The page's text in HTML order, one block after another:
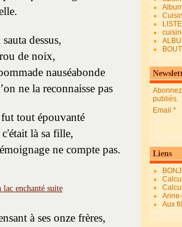
dessus,
de noix,
nauséabonde
ne la reconnaisse pas
tout épouvanté
là sa fille,
ne compte pas.
à ses onze frères,
publiés.
Email
Liens
Aux